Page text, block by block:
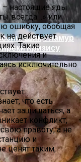
Шик, Гламур
Кризису
настоящие яды
всегда…» или
ошибку, обобщая
не действует
Такие
и
исключительно
что есть
защищаться, а
конфликт,
правоту, а не
и
ценят таким,